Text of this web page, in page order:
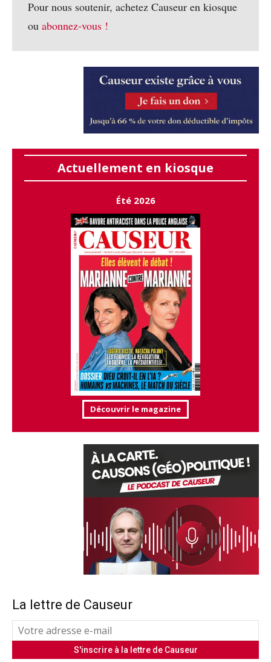
Pour nous soutenir, achetez Causeur en kiosque
ou abonnez-vous !
Actuellement en kiosque
Été 2026
Découvrir le magazine
La lettre de Causeur